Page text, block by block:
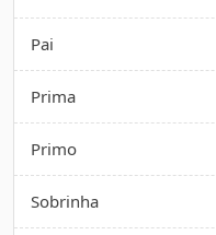
Pai
Prima
Primo
Sobrinha